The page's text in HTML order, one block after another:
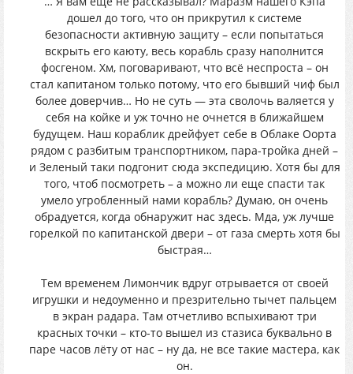
дошел до того, что он прикрутил к системе
безопасности активную защиту – если попытаться
вскрыть его каюту, весь корабль сразу наполнится
фосгеном. Хм, поговаривают, что всё неспроста – он
стал капитаном только потому, что его бывший чиф был
более доверчив… Но не суть — эта сволочь валяется у
себя на койке и уж точно не очнется в ближайшем
будущем. Наш кораблик дрейфует себе в Облаке Оорта
рядом с разбитым транспортником, пара-тройка дней –
и Зеленый таки подгонит сюда экспедицию. Хотя бы для
того, чтоб посмотреть – а можно ли еще спасти так
умело угробленный нами корабль? Думаю, он очень
обрадуется, когда обнаружит нас здесь. Мда, уж лучше
горелкой по капитанской двери – от газа смерть хотя бы
быстрая…
Тем временем Лимончик вдруг отрывается от своей
игрушки и недоуменно и презрительно тычет пальцем
в экран радара. Там отчетливо вспыхивают три
красных точки – кто-то вышел из стазиса буквально в
паре часов лёту от нас – ну да, не все такие мастера, как
он.